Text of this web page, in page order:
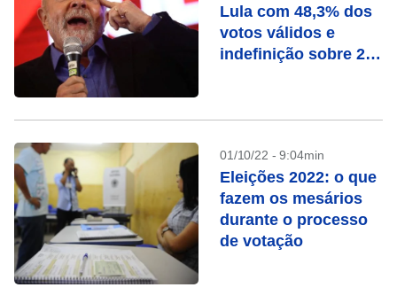
Lula com 48,3% dos
votos válidos e
indefinição sobre 2º
01/10/22 - 9:04min
Eleições 2022: o que
fazem os mesários
durante o processo
de votação